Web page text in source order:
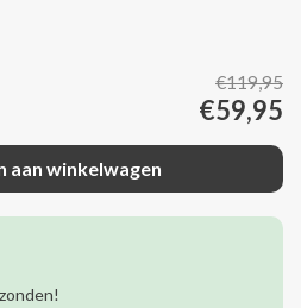
€119,95
€59,95
aan winkelwagen